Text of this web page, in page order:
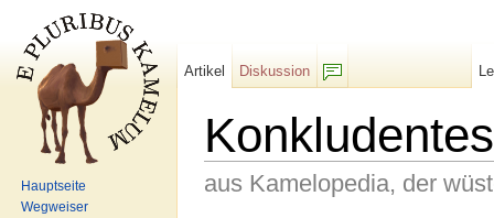
aus Kamelopedia, der
Artikel
Diskussion
Hauptseite
Wegweiser